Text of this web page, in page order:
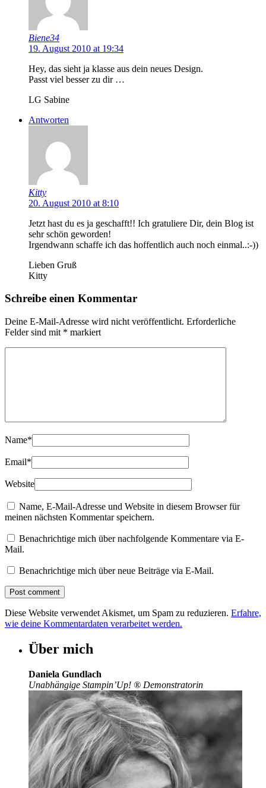
Biene34
19. August 2010 at 19:34
Hey, das sieht ja klasse aus dein neues Design.
Passt viel besser zu dir …
LG Sabine
Antworten
Kitty
20. August 2010 at 8:10
Jetzt hast du es ja geschafft!! Ich gratuliere Dir, dein Blog ist
sehr schön geworden!
Irgendwann schaffe ich das hoffentlich auch noch einmal..:-))
Lieben Gruß
Kitty
Schreibe einen Kommentar
Deine E-Mail-Adresse wird nicht veröffentlicht. Erforderliche
Felder sind mit * markiert
Name*
Email*
Website
Name, E-Mail-Adresse und Website in diesem Browser für
meinen nächsten Kommentar speichern.
Benachrichtige mich über nachfolgende Kommentare via E-
Mail.
Benachrichtige mich über neue Beiträge via E-Mail.
Diese Website verwendet Akismet, um Spam zu reduzieren. Erfahre,
wie deine Kommentardaten verarbeitet werden.
Über mich
Daniela Gundlach
Unabhängige Stampin’Up! ® Demonstratorin